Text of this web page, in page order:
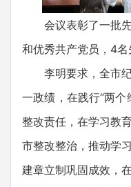
会议表彰了一批先
和优秀共产党员，4名
李明要求，全市纪
一政绩，在践行“两
整改责任，在学习教
市整改整治，推动学
建章立制巩固成效，